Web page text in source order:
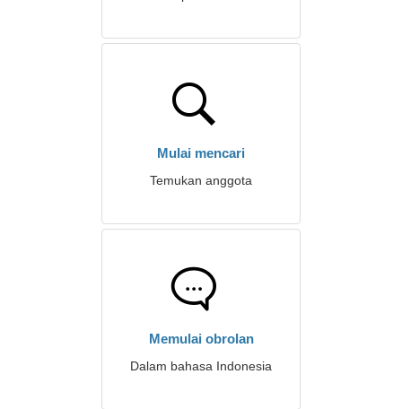
Mulai mencari
Temukan anggota
Memulai obrolan
Dalam bahasa Indonesia